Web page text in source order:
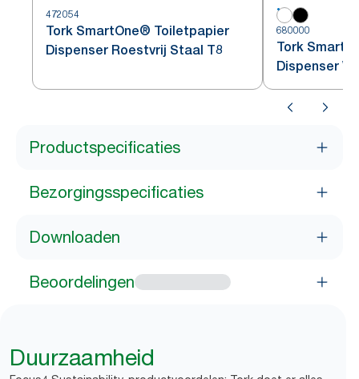
472054
Tork SmartOne® Toiletpapier
Dispenser Roestvrij Staal T8
680000
Tork
Dispenser
Productspecificaties
Bezorgingsspecificaties
Downloaden
Beoordelingen
Duurzaamheid